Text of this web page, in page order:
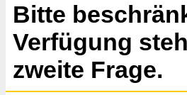
Bitte
Verfügung
zweite Frage.